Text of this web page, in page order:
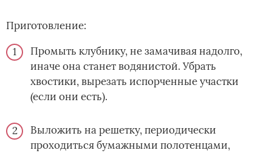
Приготовление:
Промыть клубнику, не замачивая надолго,
иначе она станет водянистой. Убрать
хвостики, вырезать испорченные участки
(если они есть).
Выложить на решетку, периодически
проходиться бумажными полотенцами,